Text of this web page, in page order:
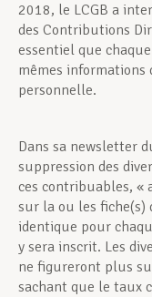
2018, le LCGB a
des Contributions
essentiel que
mêmes
personnelle.
Dans sa newsletter
suppression des
ces contribuables, «
sur la ou les fiche(s)
identique pour
y sera inscrit. Les
ne figureront plus
sachant que le taux